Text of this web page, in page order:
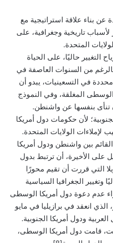
عن بناء علاقة استراتيجية مع
لأسباب تاريخية وجغرافية، على
المتحدة.
التغيير حاليًا، على الحياة
من السنوات العاصفة في
محددة في التسعينيات، يبدو أن
المغلقة، وفي النموذج
تنأى بنفسها عن واشنطن.
لأن حكومات دول أمريكا
لإملاءات الولايات المتحدة.
بين واشنطن ودول أمريكا
الأخيرة، أن ترتبط بدول
التي قررت أن تقيم محورًا
وتغيير الجغرافيا السياسية
عدم دعوة دول أمريكا الوسطى
انعقد في برازيليا في مايو
قامت دول أمريكا الوسطى،